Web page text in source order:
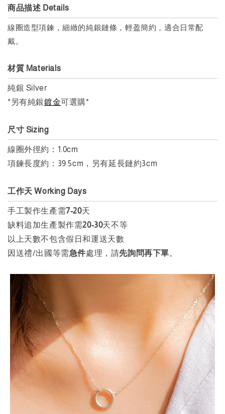
商品描述 Details
線圈造型項鍊，細緻的純銀鏈條，輕盈簡約，適合日常配
戴。
材質 Materials
純銀 Silver
*另有純銀鍍金可選購*
尺寸 Sizing
線圈外徑約：1.0cm
項鍊長度約：39.5cm，另有延長鏈約3cm
工作天 Working Days
手工製作生產需7-20天
缺料追加生產製作需20-30天不等
以上天數不包含假日和運送天數
因送禮/出國等需急件處理，請先詢問再下單。